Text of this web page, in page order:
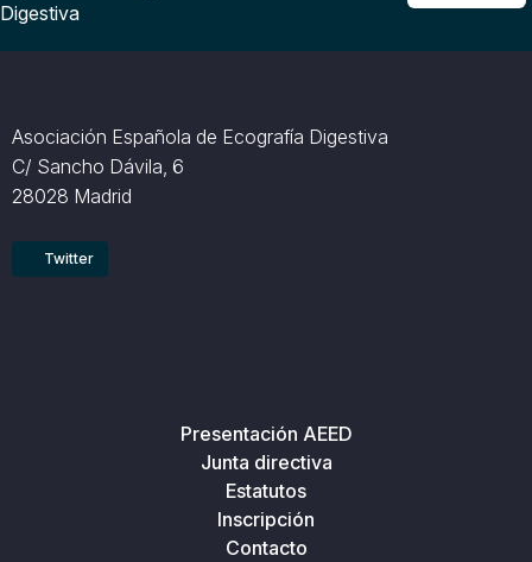
Digestiva
Asociación Española de Ecografía Digestiva
C/ Sancho Dávila, 6
28028 Madrid
Twitter
Presentación AEED
Junta directiva
Estatutos
Inscripción
Contacto